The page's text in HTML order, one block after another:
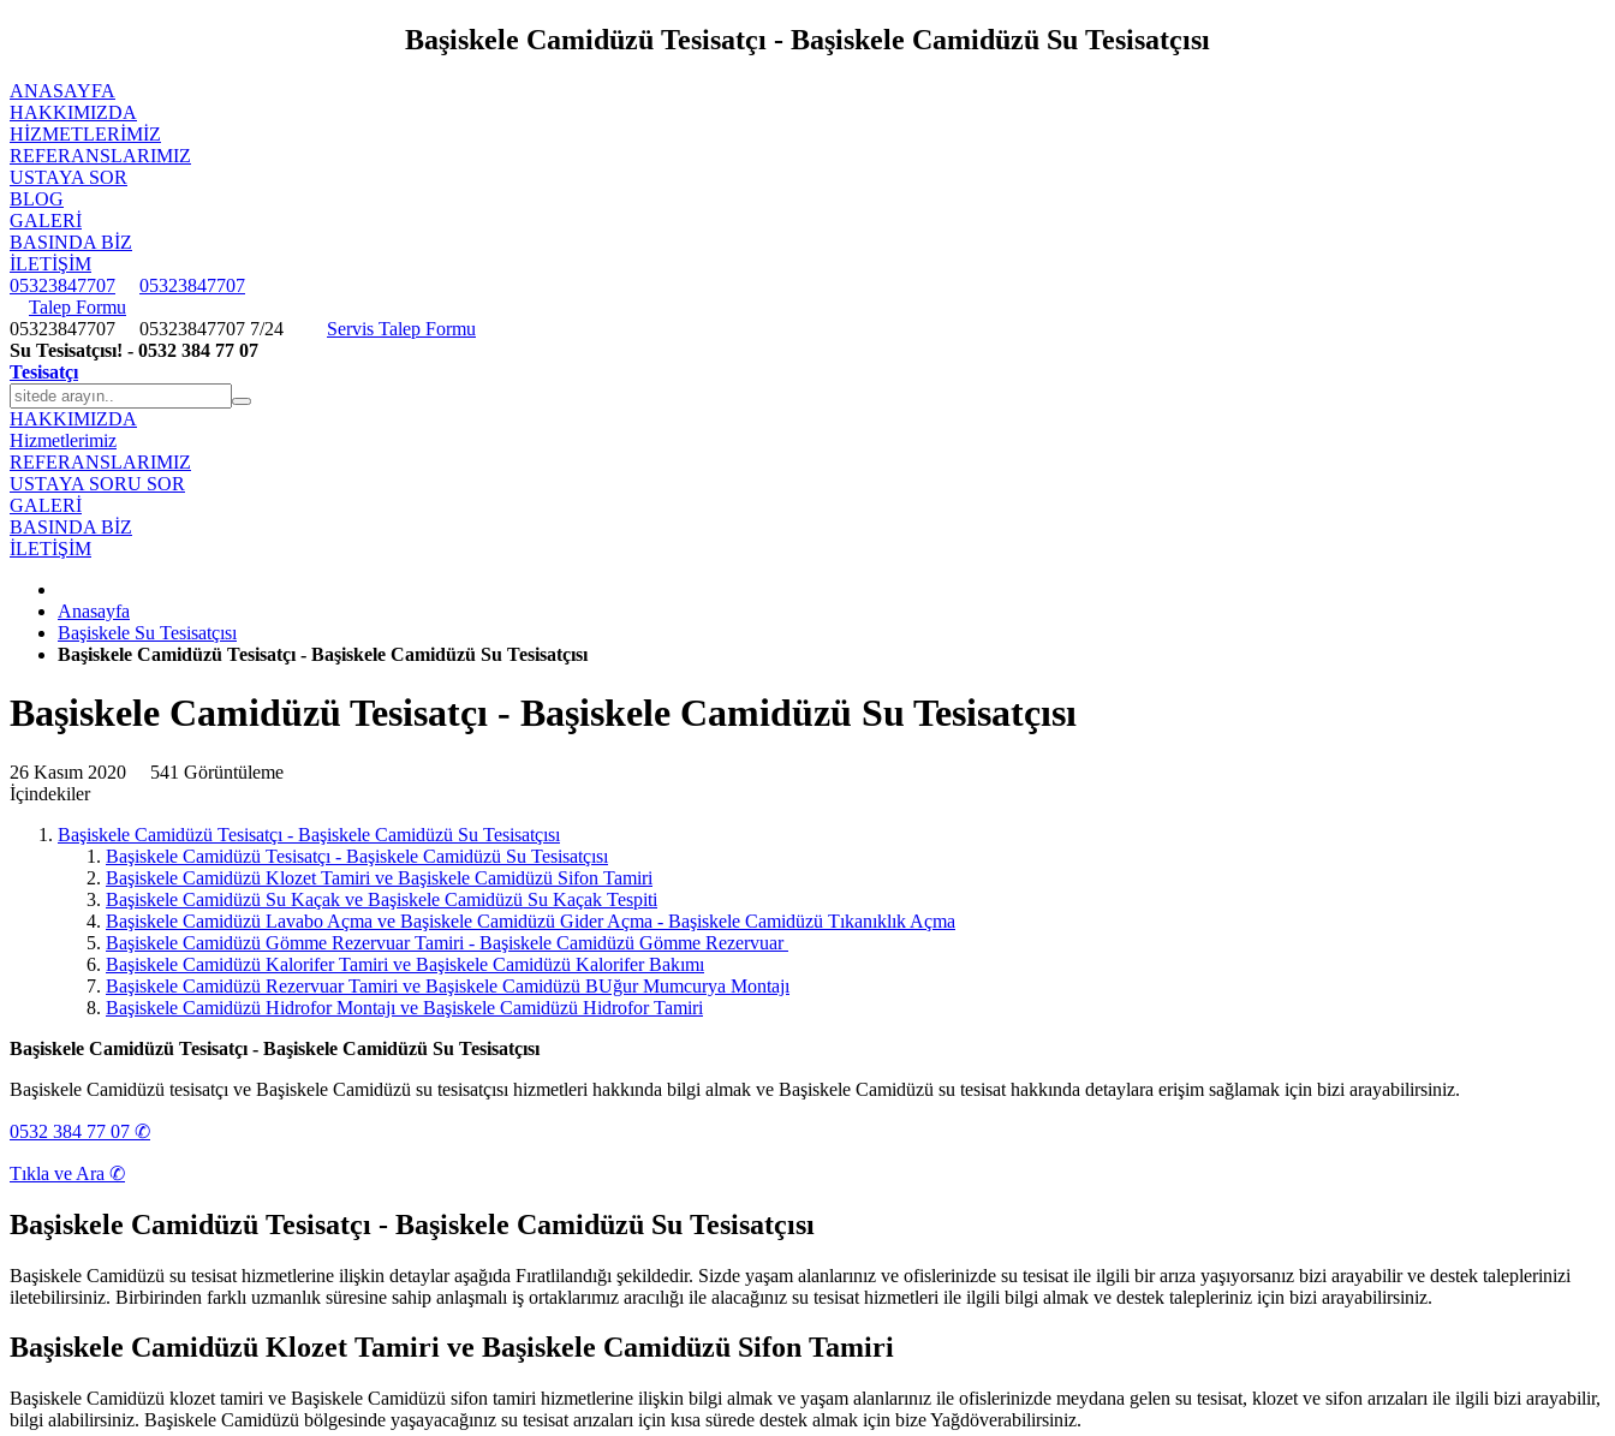
Başiskele Camidüzü Tesisatçı - Başiskele Camidüzü Su Tesisatçısı
ANASAYFA
HAKKIMIZDA
HIZMETLERIMIZ
REFERANSLARIMIZ
USTAYA SOR
BLOG
GALERİ
BASINDA BİZ
İLETİŞİM
05323847707
05323847707
Talep Formu
05323847707 05323847707 7/24
Servis Talep Formu
Su Tesisatçısı! - 0532 384 77 07
Tesisatçı
HAKKIMIZDA
Hizmetlerimiz
REFERANSLARIMIZ
USTAYA SORU SOR
GALERİ
BASINDA BİZ
İLETİŞİM
Anasayfa
Başiskele Su Tesisatçısı
Başiskele Camidüzü Tesisatçı - Başiskele Camidüzü Su Tesisatçısı
Başiskele Camidüzü Tesisatçı - Başiskele Camidüzü Su Tesisatçısı
26 Kasım 2020 541 Görüntüleme
İçindekiler
Başiskele Camidüzü Tesisatçı - Başiskele Camidüzü Su Tesisatçısı
Başiskele Camidüzü Tesisatçı - Başiskele Camidüzü Su Tesisatçısı
Başiskele Camidüzü Klozet Tamiri ve Başiskele Camidüzü Sifon Tamiri
Başiskele Camidüzü Su Kaçak ve Başiskele Camidüzü Su Kaçak Tespiti
Başiskele Camidüzü Lavabo Açma ve Başiskele Camidüzü Gider Açma - Başiskele Camidüzü Tıkanıklık Açma
Başiskele Camidüzü Gömme Rezervuar Tamiri - Başiskele Camidüzü Gömme Rezervuar
Başiskele Camidüzü Kalorifer Tamiri ve Başiskele Camidüzü Kalorifer Bakımı
Başiskele Camidüzü Rezervuar Tamiri ve Başiskele Camidüzü BUğur Mumcurya Montajı
Başiskele Camidüzü Hidrofor Montajı ve Başiskele Camidüzü Hidrofor Tamiri
Başiskele Camidüzü Tesisatçı - Başiskele Camidüzü Su Tesisatçısı
Başiskele Camidüzü tesisatçı ve Başiskele Camidüzü su tesisatçısı hizmetleri hakkında bilgi almak ve Başiskele Camidüzü su tesisat hakkında detaylara erişim sağlamak için bizi arayabilirsiniz.
0532 384 77 07 ✆
Tıkla ve Ara ✆
Başiskele Camidüzü Tesisatçı - Başiskele Camidüzü Su Tesisatçısı
Başiskele Camidüzü su tesisat hizmetlerine ilişkin detaylar aşağıda Fıratlilandığı şekildedir. Sizde yaşam alanlarınız ve ofislerinizde su tesisat ile ilgili bir arıza yaşıyorsanız bizi arayabilir ve destek taleplerinizi
iletebilirsiniz. Birbirinden farklı uzmanlık süresine sahip anlaşmalı iş ortaklarımız aracılığı ile alacağınız su tesisat hizmetleri ile ilgili bilgi almak ve destek talepleriniz için bizi arayabilirsiniz.
Başiskele Camidüzü Klozet Tamiri ve Başiskele Camidüzü Sifon Tamiri
Başiskele Camidüzü klozet tamiri ve Başiskele Camidüzü sifon tamiri hizmetlerine ilişkin bilgi almak ve yaşam alanlarınız ile ofislerinizde meydana gelen su tesisat, klozet ve sifon arızaları ile ilgili bizi arayabilir,
bilgi alabilirsiniz. Başiskele Camidüzü bölgesinde yaşayacağınız su tesisat arızaları için kısa sürede destek almak için bize Yağdöverabilirsiniz.